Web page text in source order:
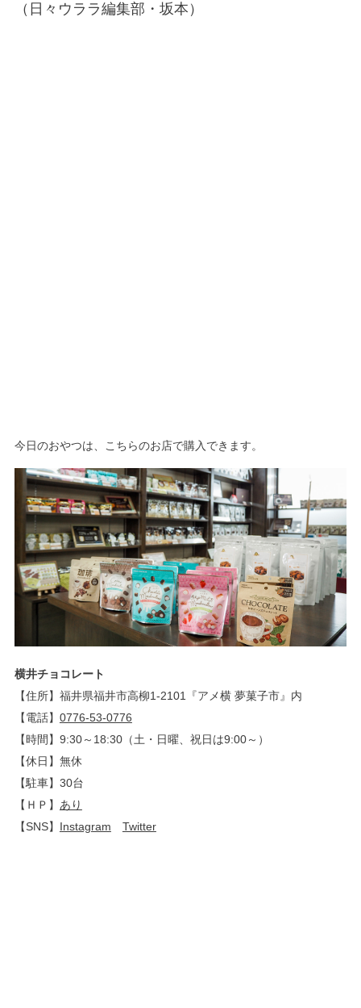
（日々ウララ編集部・坂本）
今日のおやつは、こちらのお店で購入できます。
横井チョコレート
【住所】福井県福井市高柳1-2101『アメ横 夢菓子市』内
【電話】 0776-53-0776
【時間】9:30～18:30（土・日曜、祝日は9:00～）
【休日】無休
【駐車】30台
【ＨＰ】 あり
【SNS】 Instagram Twitter